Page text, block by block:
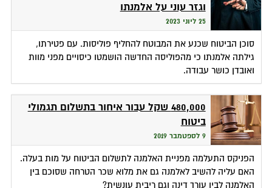
וגזר עוני על אלמנתו
25 ליוני 2023
סוכן הביטוח שכנע את המבוטח להחליף פוליסות. עם פטירתו,
גילתה אלמנתו כי מהפוליסה החדשה הושמטו כיסויים מפני מוות
ואובדן כושר עבודה.
480,000 שקל עבור איחור בתשלום תגמולי
ביטוח
9 לספטמבר 2019
הפניקס התעלמה מפניית האלמנה לתשלום הביטוח על מות בעלה.
האם עליה להשיב לאלמנה גם את מלוא שכר הטרחה שסוכם בין
האלמנה לבין עורך דינה וגם ריבית עונשית?